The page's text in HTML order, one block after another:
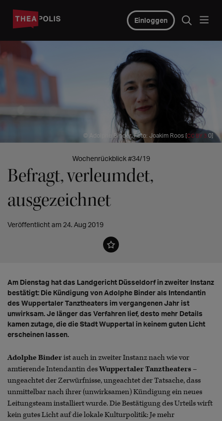
Einloggen
© Adolphe Binder, Foto: Joakim Roos [CC BY 3.0]
Wochenrückblick #34/19
Befragt, verleumdet,
ausgezeichnet
Veröffentlicht am 24. Aug 2019
Am Dienstag hat das Landgericht Düsseldorf in zweiter Instanz
bestätigt: Die Kündigung von Adolphe Binder als Intendantin
des Wuppertaler Tanztheaters im vergangenen Jahr ist
unwirksam. Je länger das Verfahren lief, desto mehr Details
kamen zutage, die die Stadt Wuppertal in keinem guten Licht
erscheinen lassen.
Adolphe Binderist auch in zweiter Instanz nach wie vor
amtierende Intendantin desWuppertaler Tanztheaters –
ungeachtet der Zerwürfnisse, ungeachtet der Tatsache, dass
unmittelbar nach ihrer (unwirksamen) Kündigung ein neues
Leitungsteam installiert wurde. Die Bestätigung des Urteils wirft
kein gutes Licht auf die lokale Kulturpolitik: Je mehr